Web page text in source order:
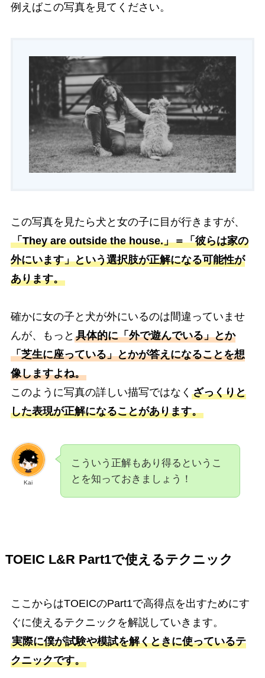
例えばこの写真を見てください。
この写真を見たら犬と女の子に目が行きますが、
「They are outside the house.」＝「彼らは家の
外にいます」という選択肢が正解になる可能性が
あります。
確かに女の子と犬が外にいるのは間違っていませ
んが、もっと 具体的に「外で遊んでいる」とか
「芝生に座っている」とかが答えになることを想
像しますよね。
このように写真の詳しい描写ではなく ざっくりと
した表現が正解になることがあります。
Kai
こういう正解もあり得るというこ
とを知っておきましょう！
TOEIC L&R Part1で使えるテクニック
ここからはTOEICのPart1で高得点を出すためにす
ぐに使えるテクニックを解説していきます。
実際に僕が試験や模試を解くときに使っているテ
クニックです。